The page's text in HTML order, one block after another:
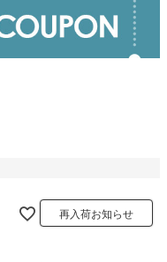
再入荷お知らせ